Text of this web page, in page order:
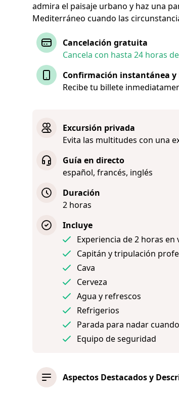
admira el paisaje urbano y haz una
Mediterráneo cuando las
Cancelación gratuita
Cancela con hasta 24 horas
Confirmación instantánea y
Recibe tu billete
Excursión privada
Evita las multitudes con una
Guía en directo
español, francés, inglés
Duración
2 horas
Incluye
Experiencia de 2 horas en
Capitán y tripulación
Cava
Cerveza
Agua y refrescos
Refrigerios
Parada para nadar
Equipo de seguridad
Aspectos Destacados y